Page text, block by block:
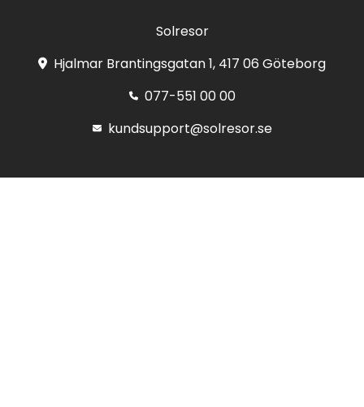
Solresor
Hjalmar Brantingsgatan 1, 417 06 Göteborg
077-551 00 00
kundsupport@solresor.se